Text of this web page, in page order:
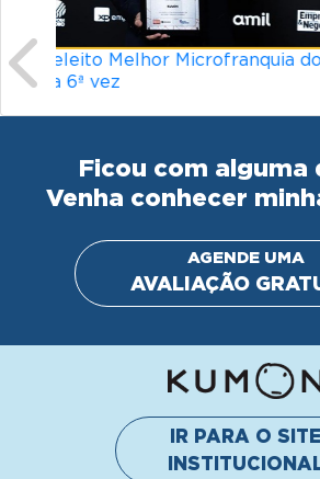
Línguas mais difíceis do
torna um idioma desafiador?
Ficou com alguma
Venha conhecer
AGENDE UMA
AVALIAÇÃO
IR PARA O SITE